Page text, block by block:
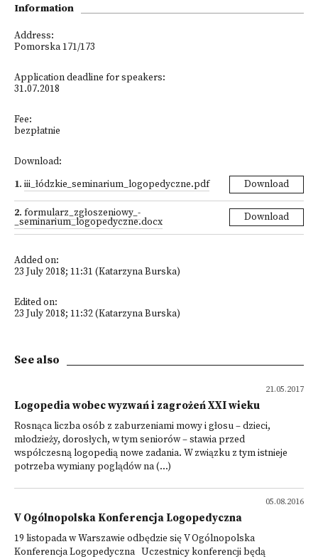
Information
Address:
Pomorska 171/173
Application deadline for speakers:
31.07.2018
Fee:
bezpłatnie
Download:
1. iii_łódzkie_seminarium_logopedyczne.pdf Download
2. formularz_zgłoszeniowy_-
_seminarium_logopedyczne.docx Download
Added on:
23 July 2018; 11:31 (Katarzyna Burska)
Edited on:
23 July 2018; 11:32 (Katarzyna Burska)
See also
21.05.2017
Logopedia wobec wyzwań i zagrożeń XXI wieku
Rosnąca liczba osób z zaburzeniami mowy i głosu – dzieci,
młodzieży, dorosłych, w tym seniorów – stawia przed
współczesną logopedią nowe zadania. W związku z tym istnieje
potrzeba wymiany poglądów na (...)
05.08.2016
V Ogólnopolska Konferencja Logopedyczna
19 listopada w Warszawie odbędzie się V Ogólnopolska
Konferencja Logopedyczna Uczestnicy konferencji będą